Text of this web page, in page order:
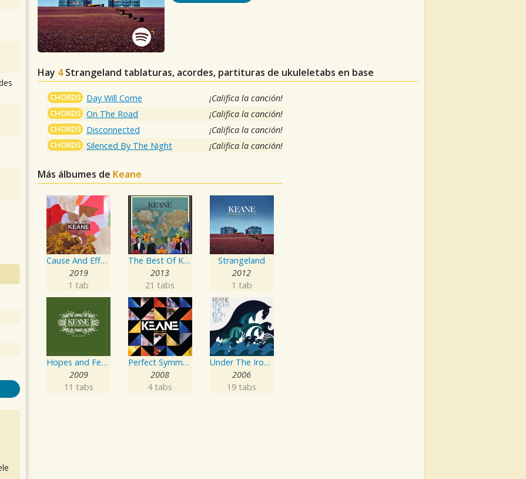
Hay 4 Strangeland tablaturas, acordes, partituras de ukuleletabs en base
CHORDS Day Will Come ¡Califica la canción!
CHORDS On The Road ¡Califica la canción!
CHORDS Disconnected ¡Califica la canción!
CHORDS Silenced By The Night ¡Califica la canción!
Más álbumes de Keane
Cause And Effect
2019
1 tab
The Best Of Keane
2013
21 tabs
Strangeland
2012
1 tab
Hopes and Fears
2009
11 tabs
Perfect Symmetry
2008
4 tabs
Under The Iron Sea
2006
19 tabs